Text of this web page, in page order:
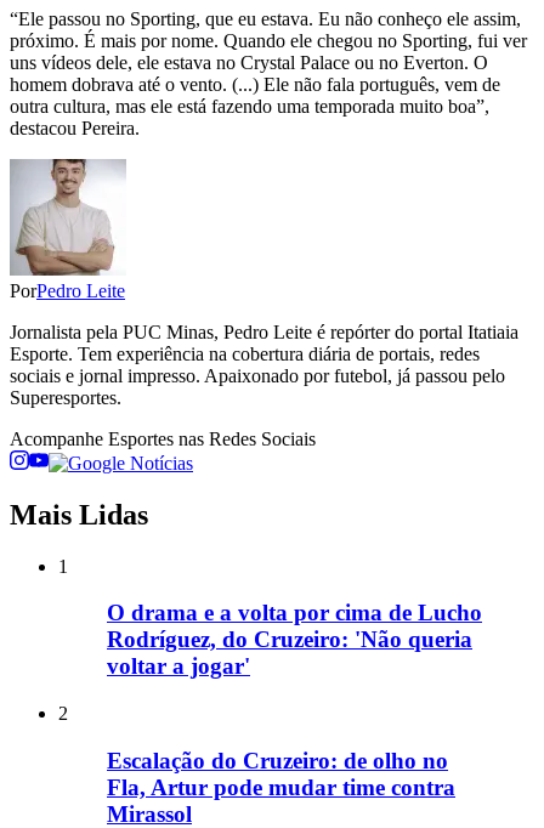
“Ele passou no Sporting, que eu estava. Eu não conheço ele assim,
próximo. É mais por nome. Quando ele chegou no Sporting, fui ver
uns vídeos dele, ele estava no Crystal Palace ou no Everton. O
homem dobrava até o vento. (...) Ele não fala português, vem de
outra cultura, mas ele está fazendo uma temporada muito boa”,
destacou Pereira.
PorPedro Leite
Jornalista pela PUC Minas, Pedro Leite é repórter do portal Itatiaia
Esporte. Tem experiência na cobertura diária de portais, redes
sociais e jornal impresso. Apaixonado por futebol, já passou pelo
Superesportes.
Acompanhe Esportes nas Redes Sociais
Mais Lidas
1
O drama e a volta por cima de Lucho
Rodríguez, do Cruzeiro: 'Não queria
voltar a jogar'
2
Escalação do Cruzeiro: de olho no
Fla, Artur pode mudar time contra
Mirassol